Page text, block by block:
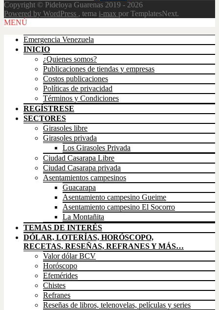
Copyright © Pideloya Guarenas 2019 - 2026
Powered by WordPress , tema i-max por TemplatesNext.
Scroll
MENÚ
Emergencia Venezuela
INICIO
¿Quienes somos?
Publicaciones de tiendas y empresas
Costos publicaciones
Políticas de privacidad
Términos y Condiciones
REGÍSTRESE
SECTORES
Girasoles libre
Girasoles privada
Los Girasoles Privada
Ciudad Casarapa Libre
Ciudad Casarapa privada
Asentamientos campesinos
Guacarapa
Asentamiento campesino Gueime
Asentamiento campesino El Socorro
La Montañita
TEMAS DE INTERÉS
DÓLAR, LOTERÍAS, HORÓSCOPO,
RECETAS, RESEÑAS, REFRANES Y MÁS…
Valor dólar BCV
Horóscopo
Efemérides
Chistes
Refranes
Reseñas de libros, telenovelas, películas y series